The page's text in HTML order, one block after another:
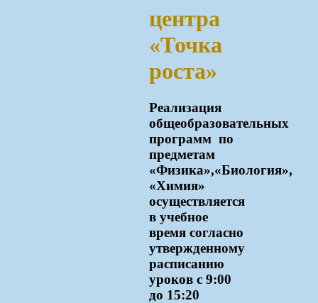
центра
«Точка
роста»
Реализация
общеобразовательных
программ по
предметам
«Физика»,«Биология»,
«Химия»
осуществляется
в учебное
время согласно
утвержденному
расписанию
уроков с 9:00
до 15:20